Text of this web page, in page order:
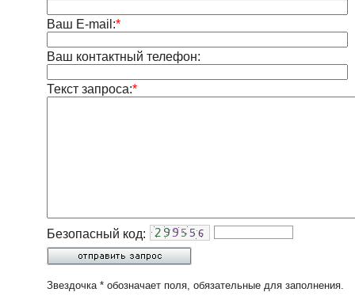
Ваш E-mail:*
Ваш контактный телефон:
Текст запроса:*
Безопасный код:
Звездочка * обозначает поля, обязательные для заполнения.